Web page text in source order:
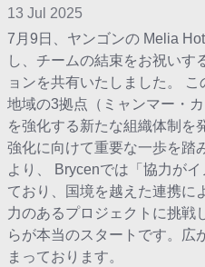
13 Jul 2025
7月9日、ヤンゴンの Melia
し、チームの結束をお祝いす
ョンを共有いたしました。
地域の3拠点（ミャンマー・
を強化する新たな組織体制を
強化に向けて重要な一歩を踏
より、 Brycenでは「協力が
ており、国境を越えた連携に
力のあるプロジェクトに挑戦
らが本当のスタートです。広
まっております。